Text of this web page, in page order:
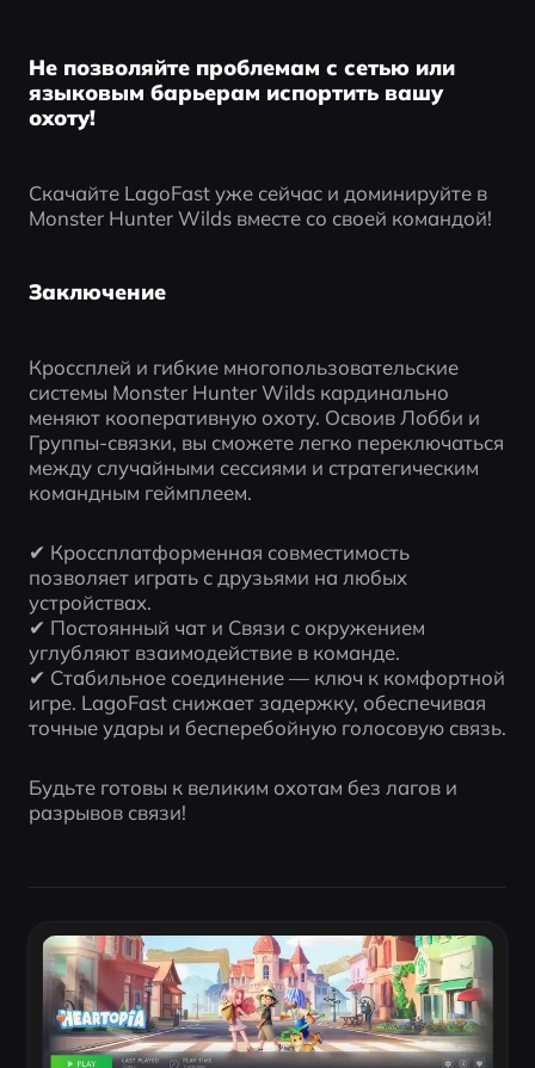
Не позволяйте проблемам с сетью или
языковым барьерам испортить вашу
охоту!
Скачайте LagoFast уже сейчас и доминируйте в
Monster Hunter Wilds вместе со своей командой!
Заключение
Кроссплей и гибкие многопользовательские
системы Monster Hunter Wilds кардинально
меняют кооперативную охоту. Освоив Лобби и
Группы-связки, вы сможете легко переключаться
между случайными сессиями и стратегическим
командным геймплеем.
✔ Кроссплатформенная совместимость
позволяет играть с друзьями на любых
устройствах.
✔ Постоянный чат и Связи с окружением
углубляют взаимодействие в команде.
✔ Стабильное соединение — ключ к комфортной
игре. LagoFast снижает задержку, обеспечивая
точные удары и бесперебойную голосовую связь.
Будьте готовы к великим охотам без лагов и
разрывов связи!